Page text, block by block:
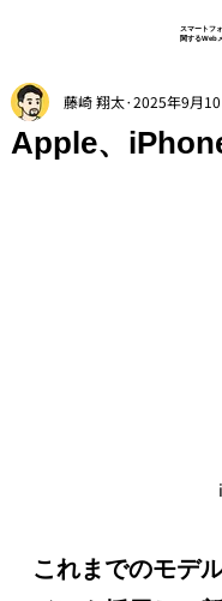
スマートフ
関するWeb
Apple、
藤崎 翔太 2025年9月10
これまでのモデ